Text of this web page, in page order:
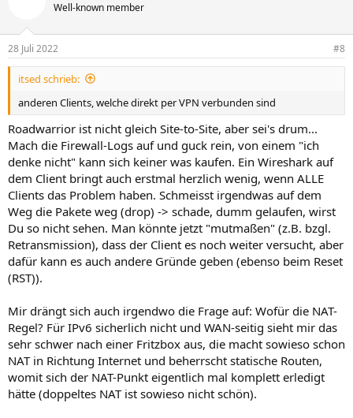
Well-known member
28 Juli 2022 #8
itsed schrieb:
anderen Clients, welche direkt per VPN verbunden sind
Roadwarrior ist nicht gleich Site-to-Site, aber sei's drum...
Mach die Firewall-Logs auf und guck rein, von einem "ich
denke nicht" kann sich keiner was kaufen. Ein Wireshark auf
dem Client bringt auch erstmal herzlich wenig, wenn ALLE
Clients das Problem haben. Schmeisst irgendwas auf dem
Weg die Pakete weg (drop) -> schade, dumm gelaufen, wirst
Du so nicht sehen. Man könnte jetzt "mutmaßen" (z.B. bzgl.
Retransmission), dass der Client es noch weiter versucht, aber
dafür kann es auch andere Gründe geben (ebenso beim Reset
(RST)).
Mir drängt sich auch irgendwo die Frage auf: Wofür die NAT-
Regel? Für IPv6 sicherlich nicht und WAN-seitig sieht mir das
sehr schwer nach einer Fritzbox aus, die macht sowieso schon
NAT in Richtung Internet und beherrscht statische Routen,
womit sich der NAT-Punkt eigentlich mal komplett erledigt
hätte (doppeltes NAT ist sowieso nicht schön).